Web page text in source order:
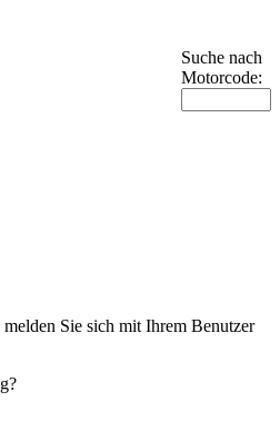
Suche nach
Motorcode:
Sie sich mit Ihrem Benutzer